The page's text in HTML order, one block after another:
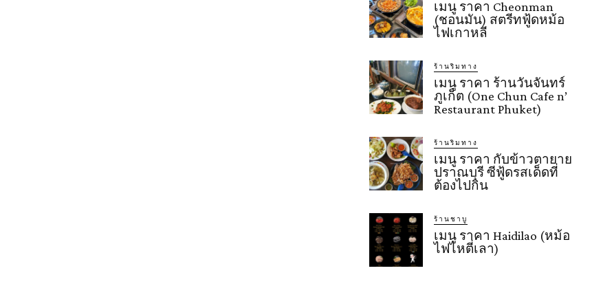
เมนู ราคา Cheonman
(ชอนมัน) สตรีทฟู้ดหม้อ
ไฟเกาหลี
ร้านริมทาง
เมนู ราคา ร้านวันจันทร์
ภูเก็ต (One Chun Cafe n’
Restaurant Phuket)
ร้านริมทาง
เมนู ราคา กับข้าวตายาย
ปราณบุรี ซีฟู้ดรสเด็ดที่
ต้องไปกิน
ร้านชาบู
เมนู ราคา Haidilao (หม้อ
ไฟไหตี่เลา)